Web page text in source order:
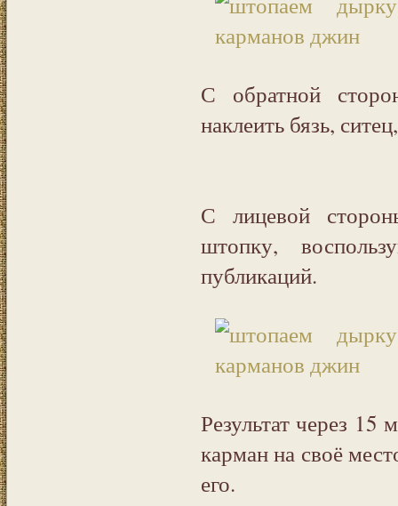
С обратной
наклеить бязь,
С лицевой
штопку,
публикаций.
Результат через 15
карман на своё
его.